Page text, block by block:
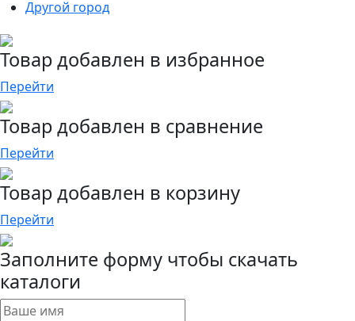
Другой город
Товар добавлен в избранное
Перейти
Товар добавлен в сравнение
Перейти
Товар добавлен в корзину
Перейти
Заполните форму чтобы скачать
каталоги